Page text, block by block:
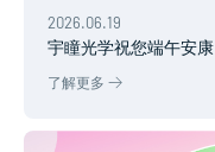
2026.06.19
宇瞳光学祝您端午安康
了解更多